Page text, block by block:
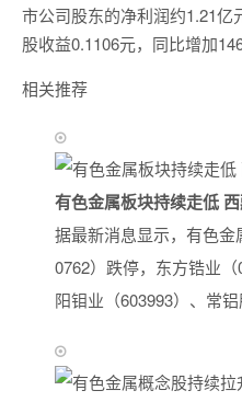
市公司股东的净利润约1.21亿
股收益0.1106元，同比增加
相关推荐
有色金属板块持续走低
据最新消息显示，有色
0762）跌停，东方锆业
阳钼业（603993）、常